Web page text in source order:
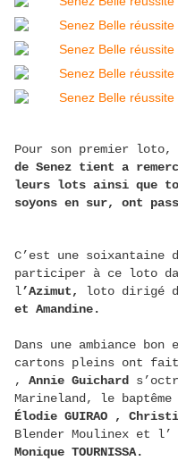
Pour son premier loto,
de Senez tient a
leurs lots ainsi que
soyons en sur, ont
C’est une soixantaine
participer à ce loto
l’Azimut, loto dirigé
et Amandine.
Dans une ambiance
cartons pleins ont
, Annie Guichard
Marineland, le
Élodie GUIRAO ,
Blender Moulinex et
Monique TOURNISSA.